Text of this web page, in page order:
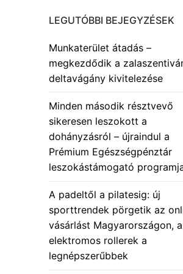
LEGUTÓBBI BEJEGYZÉSEK
Munkaterület átadás –
megkezdődik a
deltavágány kivitelezése
Minden második résztvevő
sikeresen leszokott a
dohányzásról – újraindul a
Prémium Egészségpénztár
leszokástámogató
A padeltől a pilatesig: új
sporttrendek pörgetik az
vásárlást Magyarországon,
elektromos rollerek a
legnépszerűbbek